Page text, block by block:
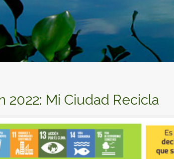
2022: Mi Ciudad Recicla